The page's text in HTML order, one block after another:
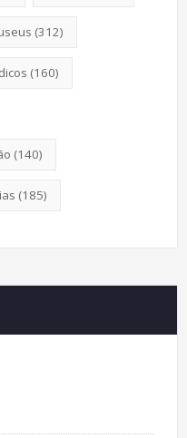
(312)
(160)
(140)
(185)